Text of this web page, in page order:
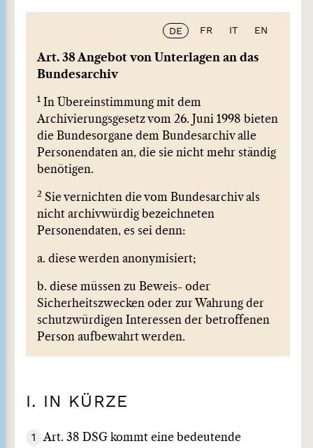
DE FR IT EN
Art. 38 Angebot von Unterlagen an das
Bundesarchiv
1 In Übereinstimmung mit dem
Archivierungsgesetz vom 26. Juni 1998 bieten
die Bundesorgane dem Bundesarchiv alle
Personendaten an, die sie nicht mehr ständig
benötigen.
2 Sie vernichten die vom Bundesarchiv als
nicht archivwürdig bezeichneten
Personendaten, es sei denn:
a. diese werden anonymisiert;
b. diese müssen zu Beweis- oder
Sicherheitszwecken oder zur Wahrung der
schutzwürdigen Interessen der betroffenen
Person aufbewahrt werden.
I. IN KÜRZE
1
Art. 38 DSG kommt eine bedeutende